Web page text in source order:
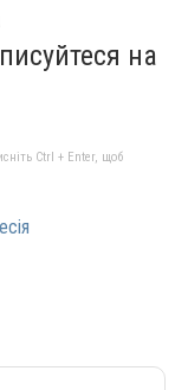
на
Ctrl + Enter, щоб